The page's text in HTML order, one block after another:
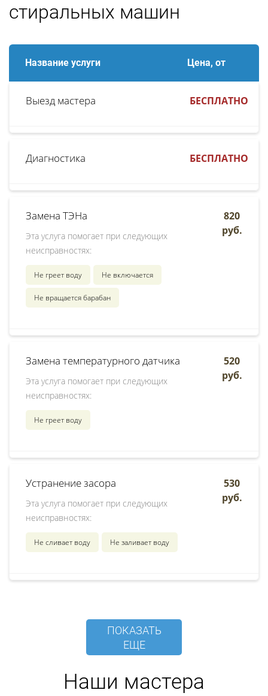
стиральных машин
Название услуги Цена, от
Выезд мастера БЕСПЛАТНО
Диагностика БЕСПЛАТНО
Замена ТЭНа
Эта услуга помогает при следующих
неисправностях:
Не греет воду Не включается
Не вращается барабан
820
руб.
Замена температурного датчика
Эта услуга помогает при следующих
неисправностях:
Не греет воду
520
руб.
Устранение засора
Эта услуга помогает при следующих
неисправностях:
Не сливает воду Не заливает воду
530
руб.
ПОКАЗАТЬ
ЕЩЕ
Наши мастера